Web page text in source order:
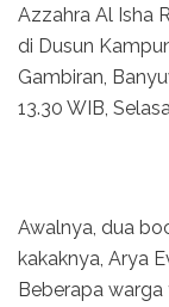
Azzahra Al Isha
di Dusun
Gambiran,
13.30 WIB,
Awalnya, dua
kakaknya, Arya
Beberapa